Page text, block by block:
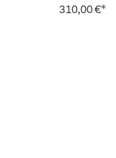
310,00 €*